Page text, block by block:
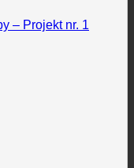
– Projekt nr. 1